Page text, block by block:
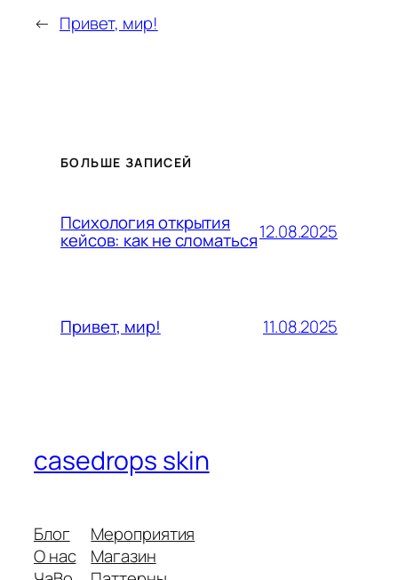
← Привет, мир!
БОЛЬШЕ ЗАПИСЕЙ
Психология открытия
кейсов: как не сломаться12.08.2025
Привет, мир! 11.08.2025
casedrops skin
Блог
О нас
Мероприятия
Магазин